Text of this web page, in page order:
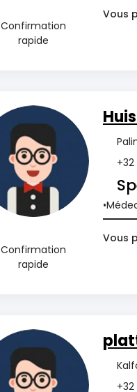
Confirmation
rapide
Vous
Confirmation
rapide
Vous